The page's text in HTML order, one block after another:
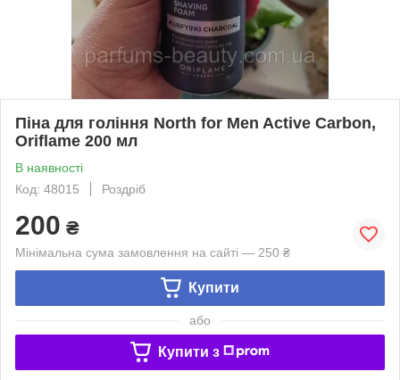
Піна для гоління North for Men Active Carbon,
Oriflame 200 мл
В наявності
Код: 48015
Роздріб
200 ₴
Мінімальна сума замовлення на сайті — 250 ₴
Купити
або
Купити з